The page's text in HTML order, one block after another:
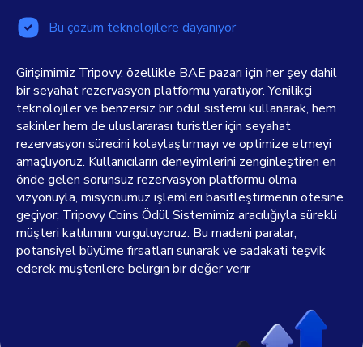
Bu çözüm teknolojilere dayanıyor
Girişimimiz Tripovy, özellikle BAE pazarı için her şey dahil
bir seyahat rezervasyon platformu yaratıyor. Yenilikçi
teknolojiler ve benzersiz bir ödül sistemi kullanarak, hem
sakinler hem de uluslararası turistler için seyahat
rezervasyon sürecini kolaylaştırmayı ve optimize etmeyi
amaçlıyoruz. Kullanıcıların deneyimlerini zenginleştiren en
önde gelen sorunsuz rezervasyon platformu olma
vizyonuyla, misyonumuz işlemleri basitleştirmenin ötesine
geçiyor; Tripovy Coins Ödül Sistemimiz aracılığıyla sürekli
müşteri katılımını vurguluyoruz. Bu madeni paralar,
potansiyel büyüme fırsatları sunarak ve sadakati teşvik
ederek müşterilere belirgin bir değer verir